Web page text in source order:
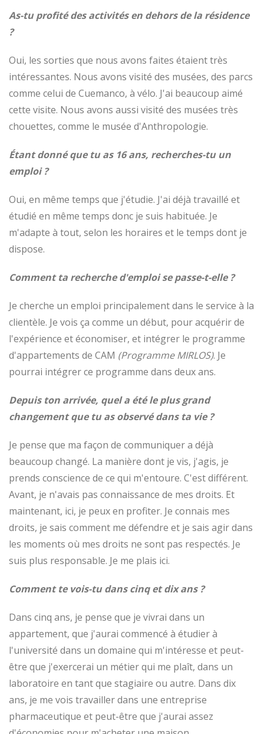
As-tu profité des activités en dehors de la résidence
?
Oui, les sorties que nous avons faites étaient très
intéressantes. Nous avons visité des musées, des parcs
comme celui de Cuemanco, à vélo. J'ai beaucoup aimé
cette visite. Nous avons aussi visité des musées très
chouettes, comme le musée d'Anthropologie.
Étant donné que tu as 16 ans, recherches-tu un
emploi ?
Oui, en même temps que j'étudie. J'ai déjà travaillé et
étudié en même temps donc je suis habituée. Je
m'adapte à tout, selon les horaires et le temps dont je
dispose.
Comment ta recherche d'emploi se passe-t-elle ?
Je cherche un emploi principalement dans le service à la
clientèle. Je vois ça comme un début, pour acquérir de
l'expérience et économiser, et intégrer le programme
d'appartements de CAM (Programme MIRLOS). Je
pourrai intégrer ce programme dans deux ans.
Depuis ton arrivée, quel a été le plus grand
changement que tu as observé dans ta vie ?
Je pense que ma façon de communiquer a déjà
beaucoup changé. La manière dont je vis, j'agis, je
prends conscience de ce qui m'entoure. C'est différent.
Avant, je n'avais pas connaissance de mes droits. Et
maintenant, ici, je peux en profiter. Je connais mes
droits, je sais comment me défendre et je sais agir dans
les moments où mes droits ne sont pas respectés. Je
suis plus responsable. Je me plais ici.
Comment te vois-tu dans cinq et dix ans ?
Dans cinq ans, je pense que je vivrai dans un
appartement, que j'aurai commencé à étudier à
l'université dans un domaine qui m'intéresse et peut-
être que j'exercerai un métier qui me plaît, dans un
laboratoire en tant que stagiaire ou autre. Dans dix
ans, je me vois travailler dans une entreprise
pharmaceutique et peut-être que j'aurai assez